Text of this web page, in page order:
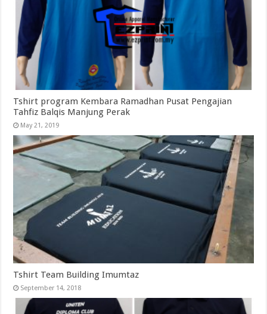
Tshirt program Kembara Ramadhan Pusat Pengajian
Tahfiz Balqis Manjung Perak
May 21, 2019
Tshirt Team Building Imumtaz
September 14, 2018